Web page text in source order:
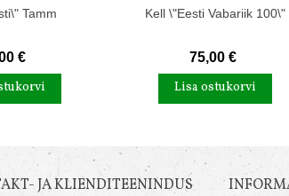
Tamm
€
Kell \"Eesti Vabariik 100\"
75,00 €
Lisa ostukorvi
JA KLIENDITEENINDUS